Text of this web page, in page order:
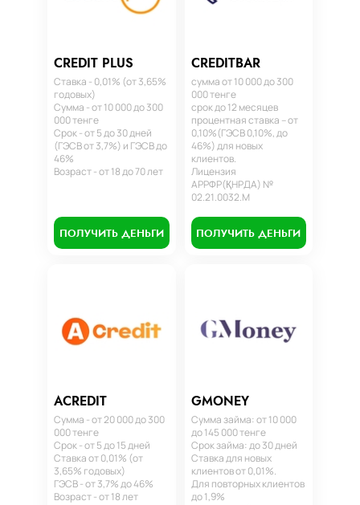
CREDIT PLUS
Ставка - 0,01% (от 3,65%
годовых)
Сумма - от 10 000 до 300
000 тенге
Срок - от 5 до 30 дней
(ГЭСВ от 3,7%) и ГЭСВ до
46%
Возраст - от 18 до 70 лет
ПОЛУЧИТЬ ДЕНЬГИ
CREDITBAR
сумма от 10 000 до 300
000 тенге
срок до 12 месяцев
процентная ставка – от
0,10%(ГЭСВ 0,10%, до
46%) для новых
клиентов.
Лицензия
АРРФР(ҚНРДА) №
02.21.0032.М
ПОЛУЧИТЬ ДЕНЬГИ
ACREDIT
Сумма - от 20 000 до 300
000 тенге
Срок - от 5 до 15 дней
Ставка от 0,01% (от
3,65% годовых)
ГЭСВ - от 3,7% до 46%
Возраст - от 18 лет
GMONEY
Сумма займа: от 10 000
до 145 000 тенге
Срок займа: до 30 дней
Ставка для новых
клиентов от 0,01%.
Для повторных клиентов
до 1,9%